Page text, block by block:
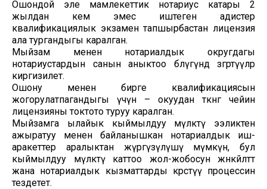
Ошондой эле мамлекеттик нотариус катары 2
жылдан кем эмес иштеген адистер
квалификациялык экзамен тапшырбастан лицензия
ала тургандыгы каралган.
Мыйзам менен нотариалдык округдагы
нотариустардын санын аныктоо бөлүгүндө өзгөртүүлөр
киргизилет.
Ошону менен бирге квалификациясын
жогорулатпагандыгы үчүн – окуудан өткөнгө чейин
лицензияны токтото туруу каралган.
Мыйзамга ылайык кыймылдуу мүлктү ээликтен
ажыратуу менен байланышкан нотариалдык иш-
аракеттер аралыктан жүргүзүлүшү мүмкүн, бул
кыймылдуу мүлктү каттоо жол-жобосун жөнөкөйлөтөт
жана нотариалдык кызматтарды көрсөтүү процессин
тездетет.